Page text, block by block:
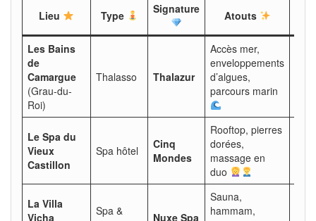
Lieu Type Signature Atouts
Les Bains
de
Camargue
(Grau-du-
Roi)
Thalasso Thalazur
Accès mer,
enveloppements
d’algues,
parcours marin
Le Spa du
Vieux
Castillon
Spa hôtel
Cinq
Mondes
Rooftop, pierres
dorées,
massage en
duo
La Villa
Vicha
Spa &
Nuxe Spa
Sauna,
hammam,